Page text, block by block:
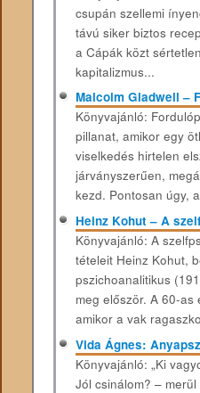
csupán szellemi
távú siker biztos
a Cápák közt
kapitalizmus...
Malcolm Gladwell –
Könyvajánló:
pillanat, amikor egy
viselkedés hirtelen
járványszerűen,
kezd. Pontosan úgy,
Heinz Kohut – A
Könyvajánló: A
tételeit Heinz Kohut,
pszichoanalitikus
meg először. A 60-
amikor a vak
Vida Ágnes:
Könyvajánló: „Ki
Jól csinálom? –